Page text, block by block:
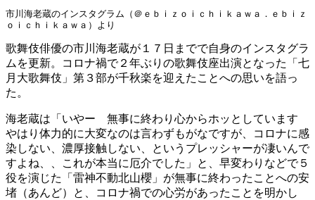
市川海老蔵のインスタグラム（＠ｅｂｉｚｏｉｃｈｉｋａｗａ．ｅｂｉｚ
ｏｉｃｈｉｋａｗａ）より
歌舞伎俳優の市川海老蔵が１７日までで自身のインスタグラ
ムを更新。コロナ禍で２年ぶりの歌舞伎座出演となった「七
月大歌舞伎」第３部が千秋楽を迎えたことへの思いを語っ
た。
海老蔵は「いやー 無事に終わり心からホッとしています
やはり体力的に大変なのは言わずもがなですが、コロナに感
染しない、濃厚接触しない、というプレッシャーが凄いんで
すよね、、これが本当に厄介でした」と、早変わりなどで５
役を演じた「雷神不動北山櫻」が無事に終わったことへの安
堵（あんど）と、コロナ禍での心労があったことを明かし